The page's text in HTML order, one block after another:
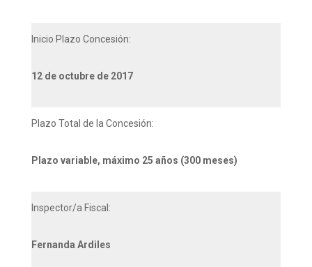
Inicio Plazo Concesión:
12 de octubre de 2017
Plazo Total de la Concesión:
Plazo variable, máximo 25 años (300 meses)
Inspector/a Fiscal:
Fernanda Ardiles